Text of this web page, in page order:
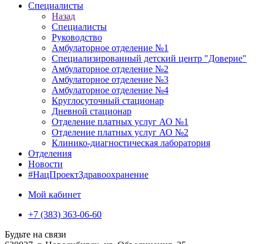
Специалисты
Назад
Специалисты
Руководство
Амбулаторное отделение №1
Специализированный детский центр "Доверие"
Амбулаторное отделение №2
Амбулаторное отделение №3
Амбулаторное отделение №4
Круглосуточный стационар
Дневной стационар
Отделение платных услуг АО №1
Отделение платных услуг АО №2
Клинико-диагностическая лаборатория
Отделения
Новости
#НацПроектЗдравоохранение
Мой кабинет
+7 (383) 363-06-60
Будьте на связи